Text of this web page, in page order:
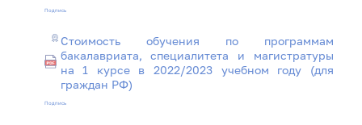
Подпись
Стоимость обучения по программам
бакалавриата, специалитета и магистратуры
на 1 курсе в 2022/2023 учебном году (для
граждан РФ)
Подпись